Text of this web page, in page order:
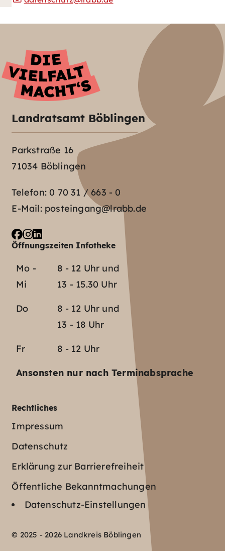
Landratsamt Böblingen
Parkstraße 16
71034 Böblingen
Telefon:0 70 31 / 663 - 0
E-Mail: posteingang@lrabb.de
Öffnungszeiten Infotheke
Mo -
Mi
8 - 12 Uhr und
13 - 15.30 Uhr
Do
8 - 12 Uhr und
13 - 18 Uhr
Fr 8 - 12 Uhr
Ansonsten nur nach Terminabsprache
Rechtliches
Impressum
Datenschutz
Erklärung zur Barrierefreiheit
Öffentliche Bekanntmachungen
Datenschutz-Einstellungen
© 2025 - 2026 Landkreis Böblingen